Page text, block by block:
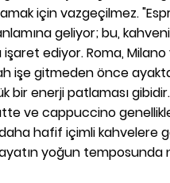
için vazgeçilmez.
geliyor; bu,
işaret ediyor. Roma,
işe gitmeden önce
bir enerji patlaması
ve cappuccino
hafif içimli kahvelere
yoğun temposunda